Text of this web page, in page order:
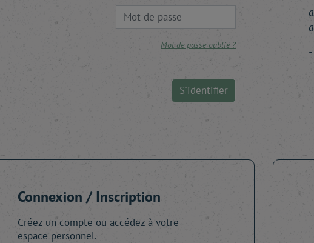
Mot de passe oublié ?
S'identifier
Connexion / Inscription
Créez un compte ou accédez à votre
espace personnel.